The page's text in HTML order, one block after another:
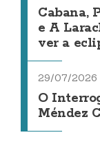
Cabana,
e A
ver a
29/07/2026
O
Méndez